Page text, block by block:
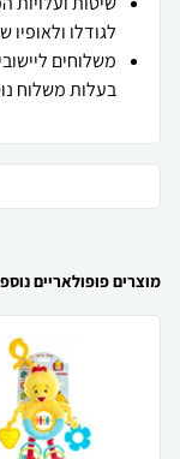
לגודלו
משלוחים
בעלות משלוח
מוצרים פופולאריים